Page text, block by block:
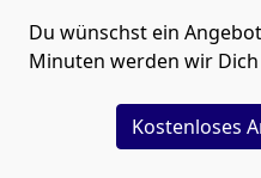
Du wünschst ein
Minuten werden wir
Kostenloses